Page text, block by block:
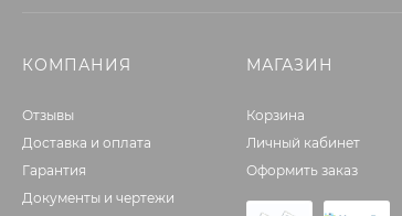
КОМПАНИЯ
Отзывы
Доставка и оплата
Гарантия
Документы и чертежи
МАГАЗИН
Корзина
Личный кабинет
Оформить заказ